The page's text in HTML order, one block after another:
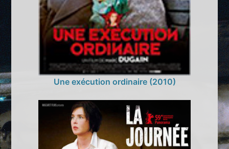
Une exécution ordinaire (2010)